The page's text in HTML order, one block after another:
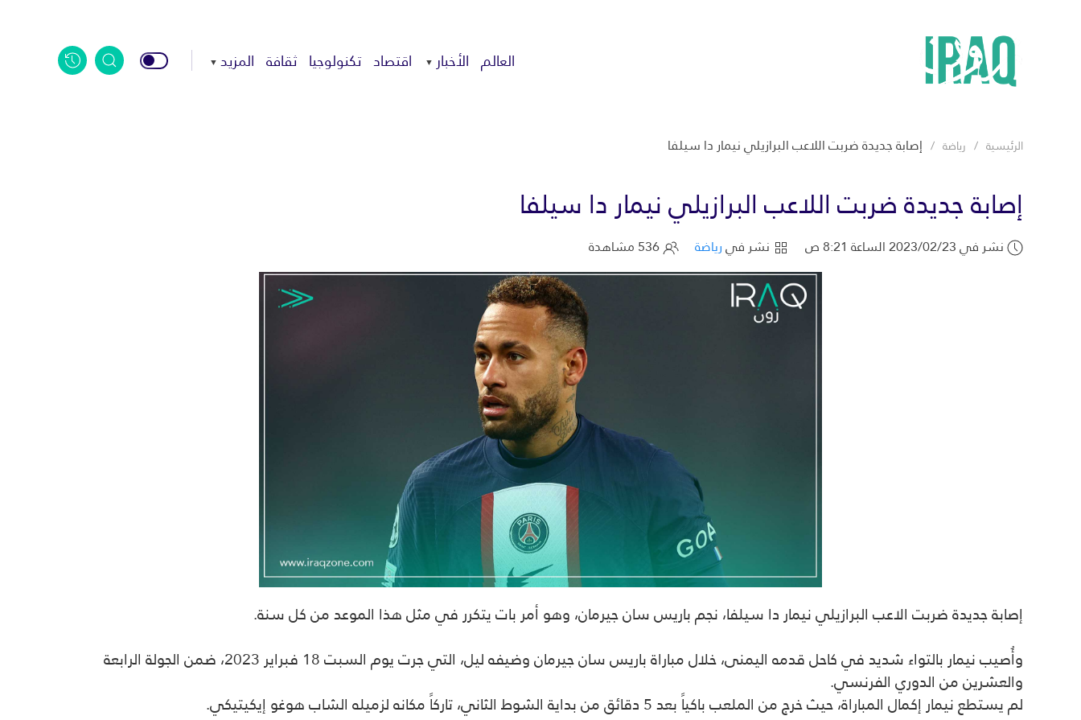
العالم الأخبار اقتصاد تكنولوجيا ثقافة المزيد
الرئيسية رياضة إصابة جديدة ضربت اللاعب البرازيلي نيمار دا سيلفا
إصابة جديدة ضربت اللاعب البرازيلي نيمار دا سيلفا
نشر في 2023/02/23 الساعة 8:21 ص نشر فيرياضة
إصابة جديدة ضربت الاعب البرازيلي نيمار دا سيلفا، نجم باريس سان جيرمان، وهو أمر بات يتكرر في مثل هذا الموعد من كل سنة.
وأُصيب نيماربالتواء شديد في كاحل قدمه اليمنى، خلال مباراة باريس سان جيرمان وضيفه ليل، التي جرت يوم السبت 18 فبراير 2023، ضمن الجولة الرابعة
والعشرين من الدوري الفرنسي.
لم يستطع نيمارإكمال المباراة، حيث خرج من الملعب باكياً بعد 5 دقائق من بداية الشوط الثاني، تاركاً مكانه لزميله الشاب هوغو إيكيتيكي
.